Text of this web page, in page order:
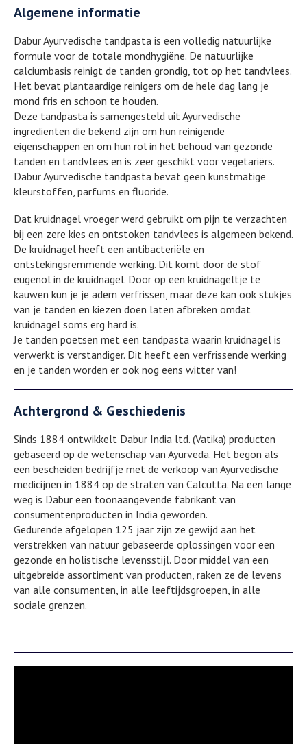
Algemene informatie
Dabur Ayurvedische tandpasta is een volledig natuurlijke
formule voor de totale mondhygiëne. De natuurlijke
calciumbasis reinigt de tanden grondig, tot op het tandvlees.
Het bevat plantaardige reinigers om de hele dag lang je
mond fris en schoon te houden.
Deze tandpasta is samengesteld uit Ayurvedische
ingrediënten die bekend zijn om hun reinigende
eigenschappen en om hun rol in het behoud van gezonde
tanden en tandvlees en is zeer geschikt voor vegetariërs.
Dabur Ayurvedische tandpasta bevat geen kunstmatige
kleurstoffen, parfums en fluoride.
Dat kruidnagel vroeger werd gebruikt om pijn te verzachten
bij een zere kies en ontstoken tandvlees is algemeen bekend.
De kruidnagel heeft een antibacteriële en
ontstekingsremmende werking. Dit komt door de stof
eugenol in de kruidnagel. Door op een kruidnageltje te
kauwen kun je je adem verfrissen, maar deze kan ook stukjes
van je tanden en kiezen doen laten afbreken omdat
kruidnagel soms erg hard is.
Je tanden poetsen met een tandpasta waarin kruidnagel is
verwerkt is verstandiger. Dit heeft een verfrissende werking
en je tanden worden er ook nog eens witter van!
Achtergrond & Geschiedenis
Sinds 1884 ontwikkelt Dabur India ltd. (Vatika) producten
gebaseerd op de wetenschap van Ayurveda. Het begon als
een bescheiden bedrijfje met de verkoop van Ayurvedische
medicijnen in 1884 op de straten van Calcutta. Na een lange
weg is Dabur een toonaangevende fabrikant van
consumentenproducten in India geworden.
Gedurende afgelopen 125 jaar zijn ze gewijd aan het
verstrekken van natuur gebaseerde oplossingen voor een
gezonde en holistische levensstijl. Door middel van een
uitgebreide assortiment van producten, raken ze de levens
van alle consumenten, in alle leeftijdsgroepen, in alle
sociale grenzen.